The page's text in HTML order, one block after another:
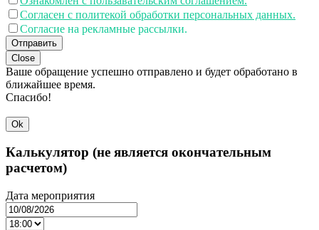
Согласен с политекой обработки персональных данных.
Согласие на рекламные рассылки.
Отправить
Close
Ваше обращение успешно отправлено и будет обработано в
ближайшее время.
Спасибо!
Ok
Калькулятор (не является окончательным
расчетом)
Дата мероприятия